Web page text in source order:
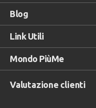
Blog
Link Utili
Mondo PiùMe
Valutazione clienti